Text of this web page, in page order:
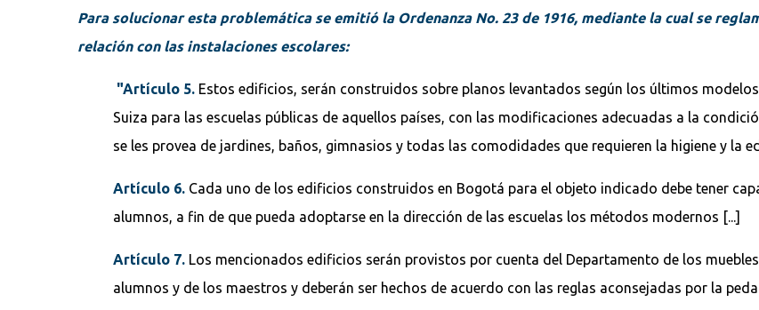
Para solucionar esta problemática se emitió la Ordenanza No. 23 de 1916, mediante la cual se
relación con las instalaciones escolares:
"Artículo 5. Estos edificios, serán construidos sobre planos levantados según los últimos
Suiza para las escuelas públicas de aquellos países, con las modificaciones adecuadas a la
se les provea de jardines, baños, gimnasios y todas las comodidades que requieren la higiene y la
Artículo 6. Cada uno de los edificios construidos en Bogotá para el objeto indicado debe tener
alumnos, a fin de que pueda adoptarse en la dirección de las escuelas los métodos modernos [...]
Artículo 7. Los mencionados edificios serán provistos por cuenta del Departamento de los
alumnos y de los maestros y deberán ser hechos de acuerdo con las reglas aconsejadas por la